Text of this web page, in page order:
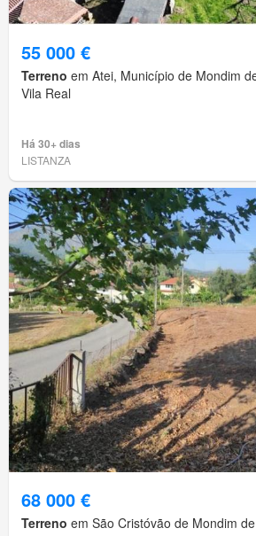
55 000 €
Terreno em Atei, Município de Mondim
Vila Real
Há 30+ dias
LISTANZA
68 000 €
Terreno em São Cristóvão de Mondim